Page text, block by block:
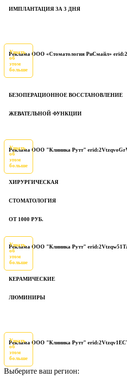
ИМПЛАНТАЦИЯ ЗА 3 ДНЯ
Реклама ООО «Стоматология РиСмайл»
Узнать
об
этом
больше
БЕЗОПЕРАЦИОННОЕ ВОССТАНОВЛЕНИЕ
ЖЕВАТЕЛЬНОЙ ФУНКЦИИ
Реклама ООО "Клиника Рутт"
Узнать
об
этом
больше
ХИРУРГИЧЕСКАЯ
СТОМАТОЛОГИЯ
ОТ 1000 РУБ.
Реклама ООО "Клиника Рутт"
Узнать
об
этом
больше
КЕРАМИЧЕСКИЕ
ЛЮМИНИРЫ
Реклама ООО "Клиника Рутт"
Узнать
об
этом
больше
Выберите ваш регион: